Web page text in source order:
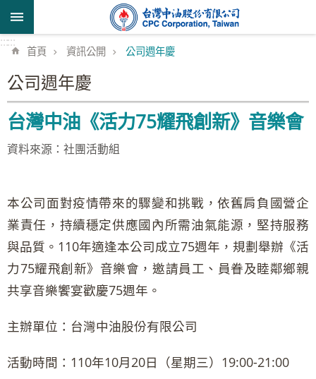
跳到主要內容區塊
::::::
首頁 資訊公開 公司週年慶
公司週年慶
台灣中油《活力75耀飛創新》音樂會
資料來源：社團活動組
本公司面對疫情帶來的驟變和挑戰，依舊肩負國營企
業責任，持續穩定供應國內所需油氣能源，堅持服務
與品質。110年適逢本公司成立75週年，規劃舉辦《活
力75耀飛創新》音樂會，邀請員工、員眷及睦鄰鄉親
共享音樂饗宴歡慶75週年。
主辦單位：台灣中油股份有限公司
活動時間：110年10月20日（星期三）19:00-21:00